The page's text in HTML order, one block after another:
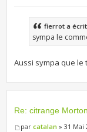
fierrot a
sympa le
Aussi sympa que le
Re: citrange Morton
parcatalan » 31 Mai